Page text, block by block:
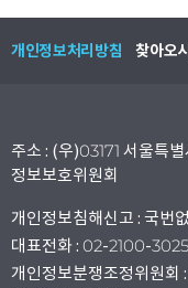
개인정보처리방침 찾아오
주소 : (우)03171 서울특
정보보호위원회
개인정보침해신고 : 국번
대표전화 : 02-2100-3025
개인정보분쟁조정위원회